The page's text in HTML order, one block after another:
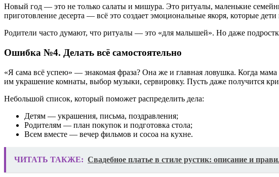
Новый год — это не только салаты и мишура. Это ритуалы, маленькие
приготовление десерта — всё это создает эмоциональные якоря, которые
Родители часто думают, что ритуалы — это «для малышей». Но даже
Ошибка №4. Делать всё самостоятельно
«Я сама всё успею» — знакомая фраза? Она же и главная ловушка. Когда
им украшение комнаты, выбор музыки, сервировку. Пусть даже получится
Небольшой список, который поможет распределить дела:
Детям — украшения, письма, поздравления;
Родителям — план покупок и подготовка стола;
Всем вместе — вечер фильмов и cocoa на кухне.
ЧИТАТЬ ТАКЖЕ: Свадебное платье в стиле рустик: описание и